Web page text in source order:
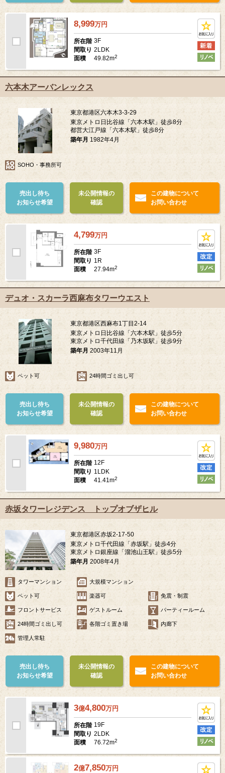
8,999万円
所在階 3F
間取り 2LDK
面積
49.82m2
六本木アーバンレックス
東京都港区六本木3-3-29
東京メトロ日比谷線「六本木駅」徒歩8分
都営大江戸線「六本木駅」徒歩8分
築年月 1982年4月
SOHO・事務所可
売出し待ち
お知らせ希望
未公開情報の
確認
この建物について
お問い合わせ
4,799万円
所在階 3F
間取り 1R
面積
27.94m2
デュオ・スカーラ西麻布タワーウエスト
東京都港区西麻布1丁目2-14
東京メトロ日比谷線「六本木駅」徒歩5分
東京メトロ千代田線「乃木坂駅」徒歩9分
築年月 2003年11月
ペット可 24時間ゴミ出し可
売出し待ち
お知らせ希望
未公開情報の
確認
この建物について
お問い合わせ
9,980万円
所在階 12F
間取り 1LDK
面積
41.41m2
赤坂タワーレジデンス トップオブザヒル
東京都港区赤坂2-17-50
東京メトロ千代田線「赤坂駅」徒歩4分
東京メトロ銀座線「溜池山王駅」徒歩5分
築年月 2008年4月
タワーマンション 大規模マンション
ペット可 楽器可 免震・制震
フロントサービス ゲストルーム パーティールーム
24時間ゴミ出し可 各階ゴミ置き場 内廊下
管理人常駐
売出し待ち
お知らせ希望
未公開情報の
確認
この建物について
お問い合わせ
3億4,800万円
所在階 19F
間取り 2LDK
面積
76.72m2
2億7,850万円